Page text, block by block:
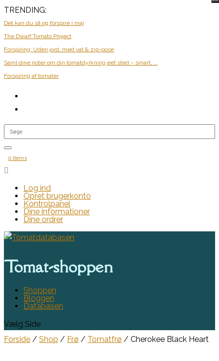
TRENDING:
Det kan du så og forspire i maj
The Dwarf Tomato Project
Forspiring: Uden jord, med vat & zip-pose
Saml dine noter om din tomatdyrkning eet sted – smart, ...
Forspiring af tomater
0 Items

Log ind
Opret brugerkonto
Kontrolpanel
Dine informationer
Dine ordrer
Tomat-shoppen
Shoppen
Bloggen
Databasen
Vælg Side
Forside / Shop / Frø / Tomatfrø / Cherokee Black Heart